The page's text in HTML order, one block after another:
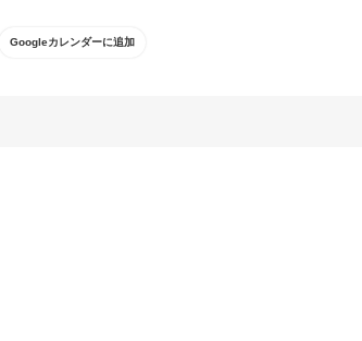
Googleカレンダーに追加